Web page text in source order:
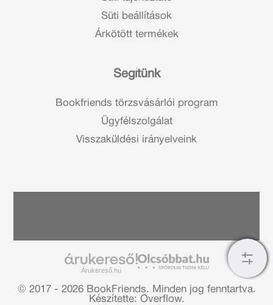
Süti beállítások
Árkötött termékek
Segítünk
Bookfriends törzsvásárlói program
Ügyfélszolgálat
Visszaküldési irányelveink
Árukereső.hu
© 2017 - 2026 BookFriends. Minden jog fenntartva.
Készítette: Overflow.